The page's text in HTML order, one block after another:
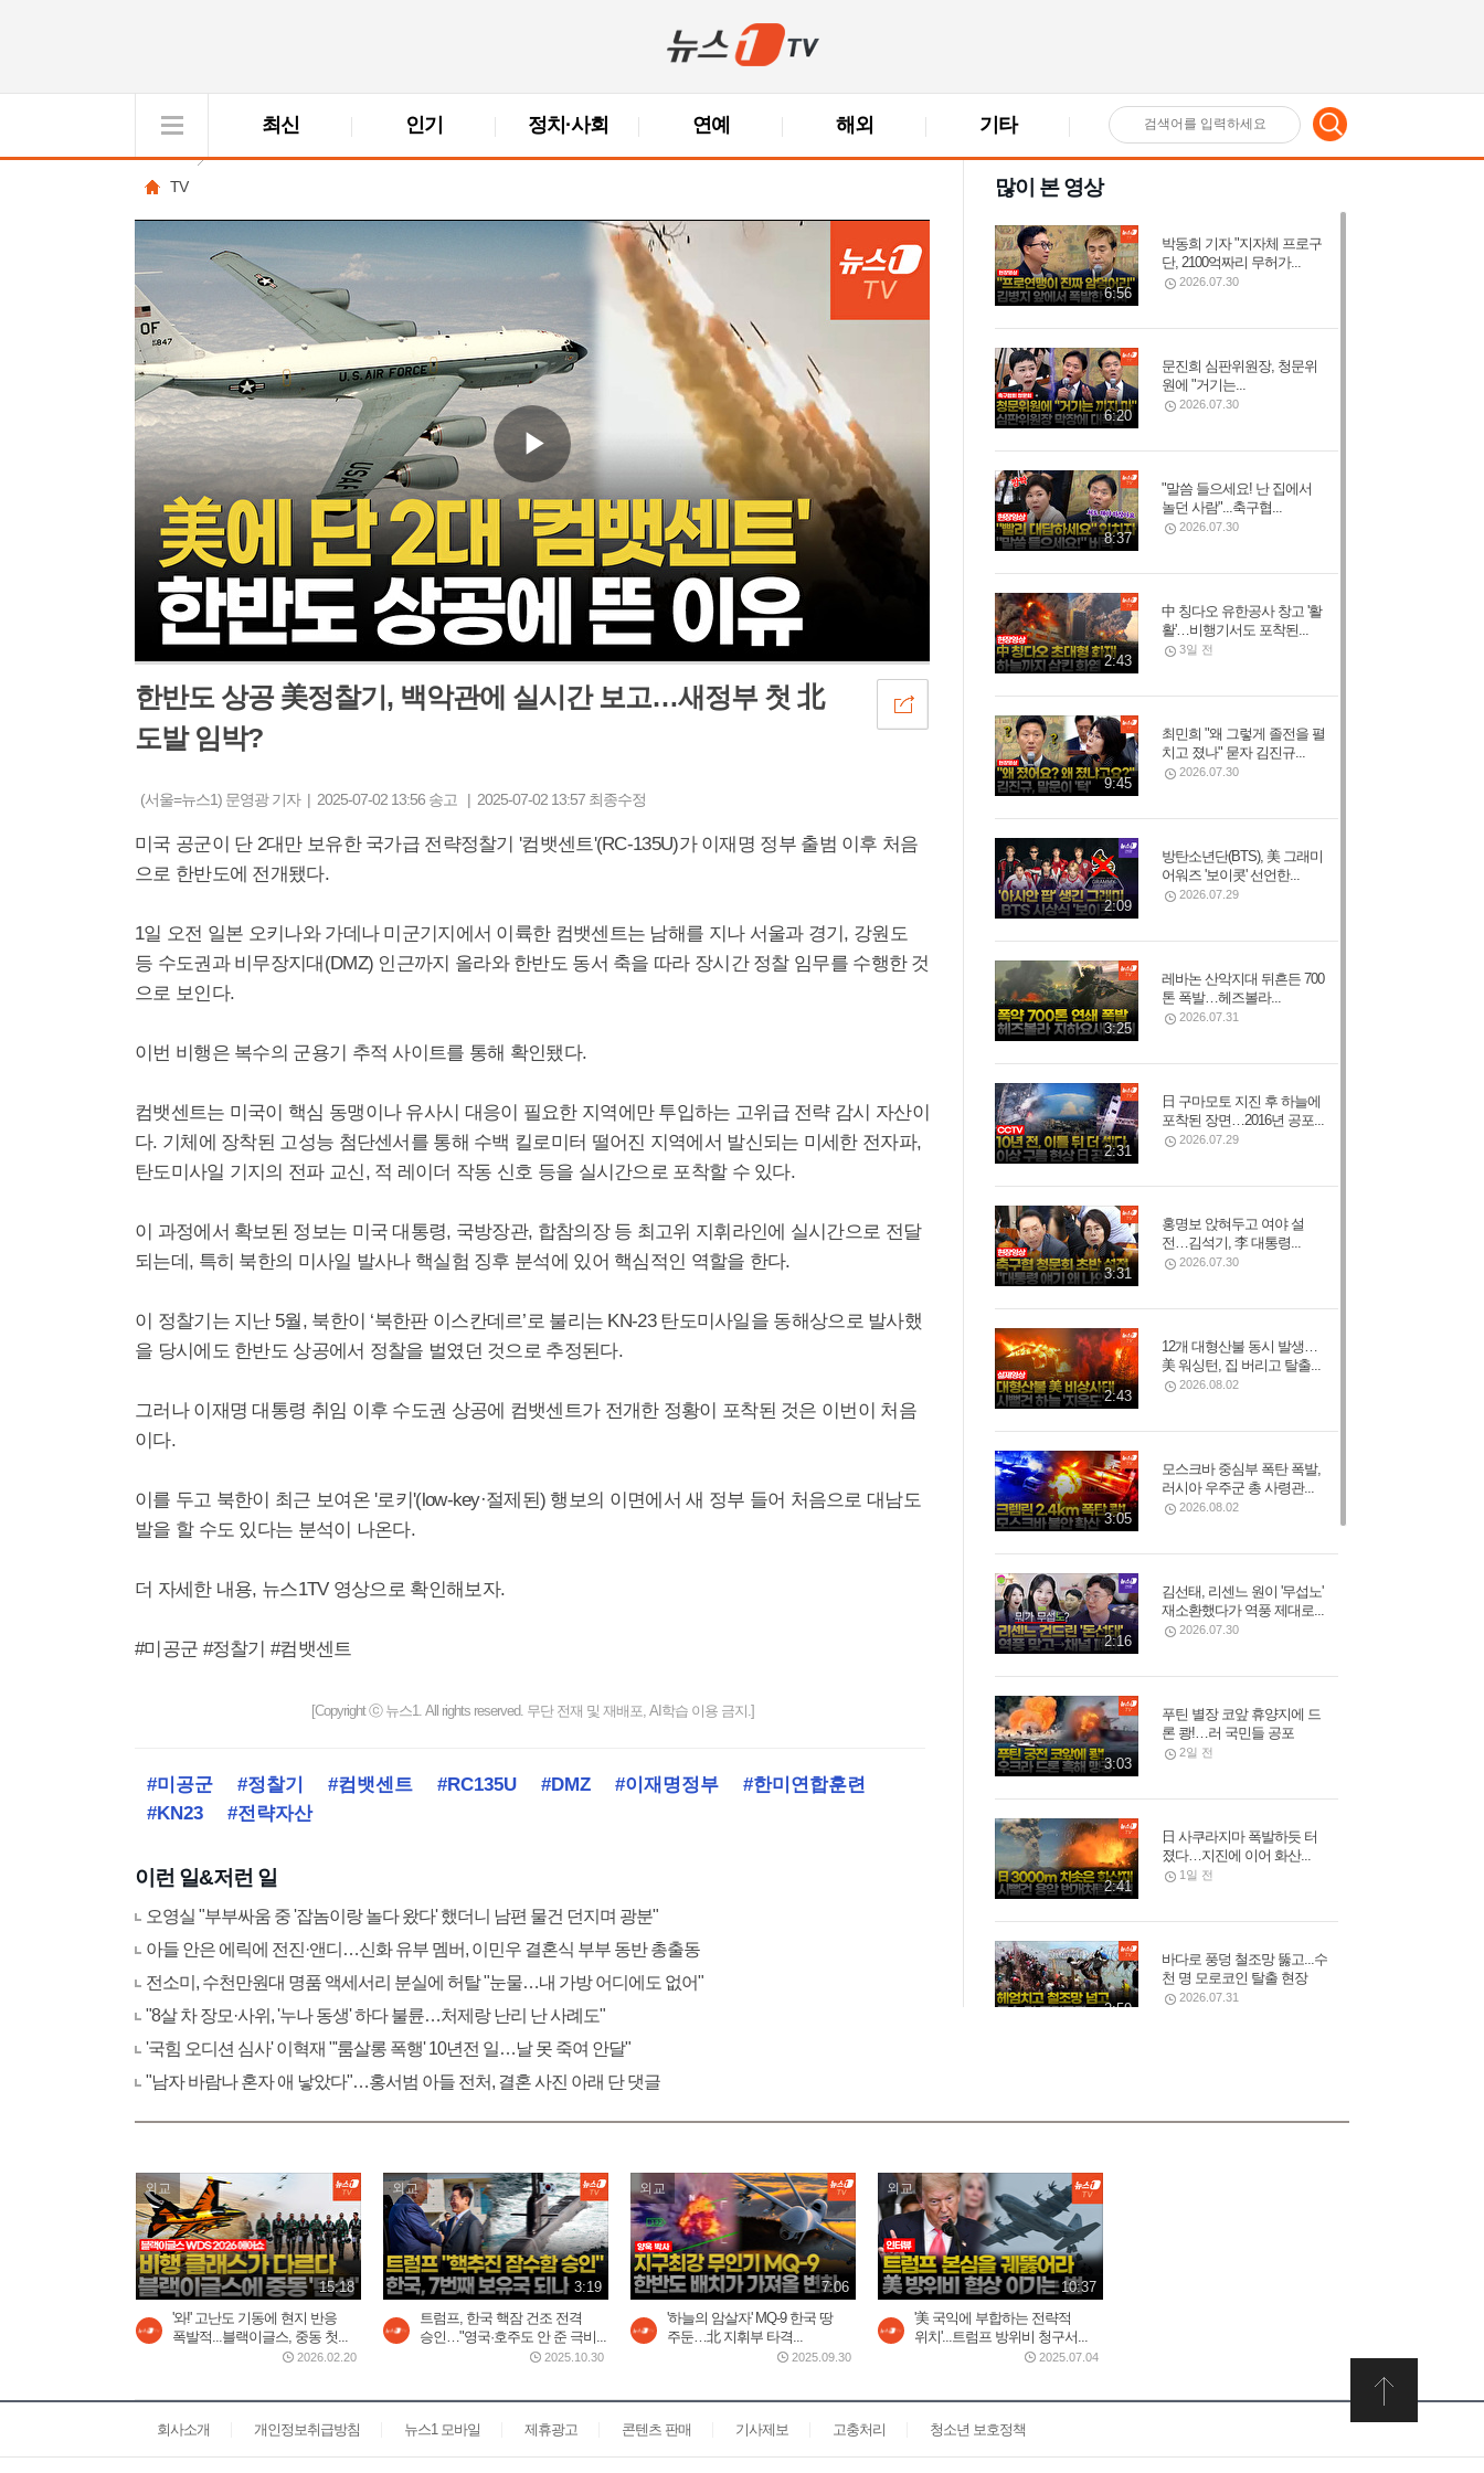
최신 인기 정치·사회 연예 해외 기타 검
어
입
력
TV
한반도 상공 美정찰기, 백악관에 실시간 보고…새정부 첫 北
도발 임박?
(서울=뉴스1) 문영광 기자 | 2025-07-02 13:56 송고 | 2025-07-02 13:57 최종수정
미국 공군이 단 2대만 보유한 국가급 전략정찰기 '컴뱃센트'(RC-135U)가 이재명 정부 출범 이후 처음
으로 한반도에 전개됐다.
1일 오전 일본 오키나와 가데나 미군기지에서 이륙한 컴뱃센트는 남해를 지나 서울과 경기, 강원도
등 수도권과 비무장지대(DMZ) 인근까지 올라와 한반도 동서 축을 따라 장시간 정찰 임무를 수행한 것
으로 보인다.
이번 비행은 복수의 군용기 추적 사이트를 통해 확인됐다.
컴뱃센트는 미국이 핵심 동맹이나 유사시 대응이 필요한 지역에만 투입하는 고위급 전략 감시 자산이
다. 기체에 장착된 고성능 첨단센서를 통해 수백 킬로미터 떨어진 지역에서 발신되는 미세한 전자파,
탄도미사일 기지의 전파 교신, 적 레이더 작동 신호 등을 실시간으로 포착할 수 있다.
이 과정에서 확보된 정보는 미국 대통령, 국방장관, 합참의장 등 최고위 지휘라인에 실시간으로 전달
되는데, 특히 북한의 미사일 발사나 핵실험 징후 분석에 있어 핵심적인 역할을 한다.
이 정찰기는 지난 5월, 북한이 ‘북한판 이스칸데르’로 불리는 KN-23 탄도미사일을 동해상으로 발사했
을 당시에도 한반도 상공에서 정찰을 벌였던 것으로 추정된다.
그러나 이재명 대통령 취임 이후 수도권 상공에 컴뱃센트가 전개한 정황이 포착된 것은 이번이 처음
이다.
이를 두고 북한이 최근 보여온 '로키'(low-key·절제된) 행보의 이면에서 새 정부 들어 처음으로 대남도
발을 할 수도 있다는 분석이 나온다.
더 자세한 내용, 뉴스1TV 영상으로 확인해보자.
#미공군 #정찰기 #컴뱃센트
[Copyright ⓒ 뉴스1. All rights reserved. 무단 전재 및 재배포, AI학습 이용 금지.]
#미공군 #정찰기 #컴뱃센트 #RC135U #DMZ #이재명정부
#한미연합훈련
#KN23
#전략자산
이런 일&저런 일
오영실 "부부싸움 중 '잡놈이랑 놀다 왔다' 했더니 남편 물건 던지며 광분"
아들 안은 에릭에 전진·앤디…신화 유부 멤버, 이민우 결혼식 부부 동반 총출동
전소미, 수천만원대 명품 액세서리 분실에 허탈 "눈물…내 가방 어디에도 없어"
"8살 차 장모·사위, '누나 동생' 하다 불륜…처제랑 난리 난 사례도"
'국힘 오디션 심사' 이혁재 "'룸살롱 폭행' 10년전 일…날 못 죽여 안달"
"남자 바람나 혼자 애 낳았다"…홍서범 아들 전처, 결혼 사진 아래 단 댓글
많이 본 영상
6:56
박동희 기자 "지자체 프로구
단, 2100억짜리 무허가...
2026.07.30
6:20
문진희 심판위원장, 청문위
원에 "거기는...
2026.07.30
8:37
"말씀 들으세요! 난 집에서
놀던 사람"...축구협...
2026.07.30
2:43
中 칭다오 유한공사 창고 '활
활'…비행기서도 포착된...
3일 전
9:45
최민희 "왜 그렇게 졸전을 펼
치고 졌나" 묻자 김진규...
2026.07.30
2:09
방탄소년단(BTS), 美 그래미
어워즈 '보이콧' 선언한...
2026.07.29
3:25
레바논 산악지대 뒤흔든 700
톤 폭발…헤즈볼라...
2026.07.31
2:31
日 구마모토 지진 후 하늘에
포착된 장면…2016년 공포...
2026.07.29
3:31
홍명보 앉혀두고 여야 설
전…김석기, 李 대통령...
2026.07.30
2:43
12개 대형산불 동시 발생…
美 워싱턴, 집 버리고 탈출...
2026.08.02
3:05
모스크바 중심부 폭탄 폭발,
러시아 우주군 총 사령관...
2026.08.02
2:16
김선태, 리센느 원이 '무섭노'
재소환했다가 역풍 제대로...
2026.07.30
3:03
푸틴 별장 코앞 휴양지에 드
론 쾅!…러 국민들 공포
2일 전
2:41
日 사쿠라지마 폭발하듯 터
졌다…지진에 이어 화산...
1일 전
2:59
바다로 풍덩 철조망 뚫고...수
천 명 모로코인 탈출 현장
2026.07.31
2026.07.30
15:23
외교
15:18
'와!' 고난도 기동에 현지 반응
폭발적...블랙이글스, 중동 첫...
2026.02.20
외교
3:19
트럼프, 한국 핵잠 건조 전격
승인…"영국·호주도 안 준 극비...
2025.10.30
외교
7:06
'하늘의 암살자' MQ-9 한국 땅
주둔…北 지휘부 타격...
2025.09.30
외교
10:37
'美 국익에 부합하는 전략적
위치'...트럼프 방위비 청구서...
2025.07.04
회사소개 개인정보취급방침 뉴스1 모바일 제휴광고 콘텐츠 판매 기사제보 고충처리 청소년 보호정책